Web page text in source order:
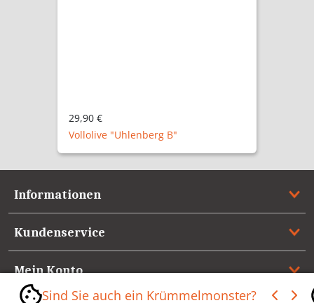
29,90 €
Vollolive "Uhlenberg B"
Informationen
Kundenservice
Mein Konto
Sind Sie auch ein Krümmelmonster?